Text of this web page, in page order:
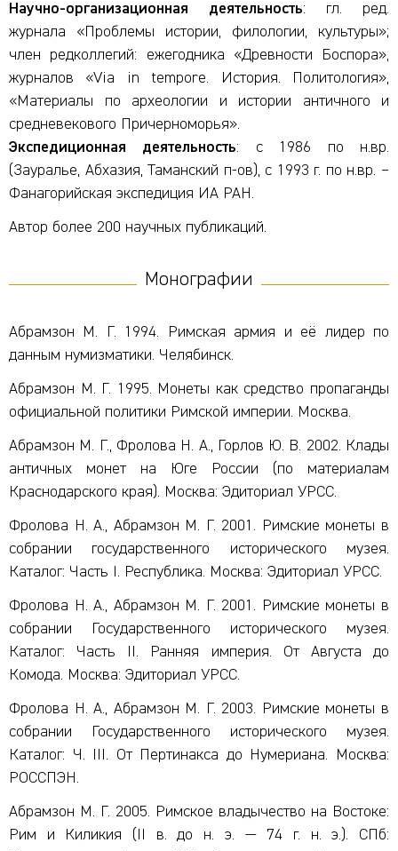
Научно-организационная деятельность: гл. ред.
журнала «Проблемы истории, филологии, культуры»;
член редколлегий: ежегодника «Древности Боспора»,
журналов «Via in tempore. История. Политология»,
«Материалы по археологии и истории античного и
средневекового Причерноморья».
Экспедиционная деятельность: с 1986 по н.вр.
(Зауралье, Абхазия, Таманский п-ов), с 1993 г. по н.вр. –
Фанагорийская экспедиция ИА РАН.
Автор более 200 научных публикаций.
Монографии
Абрамзон М. Г. 1994. Римская армия и её лидер по
данным нумизматики. Челябинск.
Абрамзон М. Г. 1995. Монеты как средство пропаганды
официальной политики Римской империи. Москва.
Абрамзон М. Г., Фролова Н. А., Горлов Ю. В. 2002. Клады
античных монет на Юге России (по материалам
Краснодарского края). Москва: Эдиториал УРСС.
Фролова Н. А., Абрамзон М. Г. 2001. Римские монеты в
собрании государственного исторического музея.
Каталог: Часть I. Республика. Москва: Эдиториал УРСС.
Фролова Н. А., Абрамзон М. Г. 2001. Римские монеты в
собрании Государственного исторического музея.
Каталог: Часть II. Ранняя империя. От Августа до
Комода. Москва: Эдиториал УРСС.
Фролова Н. А., Абрамзон М. Г. 2003. Римские монеты в
собрании Государственного исторического музея.
Каталог: Ч. III. От Пертинакса до Нумериана. Москва:
РОССПЭН.
Абрамзон М. Г. 2005. Римское владычество на Востоке:
Рим и Киликия (II в. до н. э. — 74 г. н. э.). СПб: